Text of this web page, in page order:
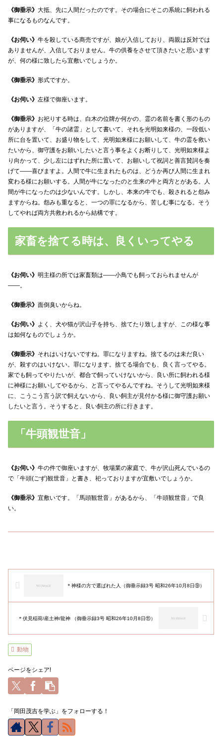
《御垂示》 大抵、先に人間だったのです。その場合にそこの系統に飼われる
事になるものなんです。
《お伺い》 牛を殺している商売ですが、娘が入信しており、両親は反対では
ありませんが、入信しておりません。牛の供養をさせて頂きたいと思います
が、何の様に致したら宜敷いでしょうか。
《御垂示》 形式ですか。
《お伺い》 左様で御座います。
《御垂示》 お祀りする時は、白木の位牌か何かの、霊の名前を書く形のもの
がありますが、「牛の諸霊」として書いて、それを光明如来様の、一段低い
所に台を置いて、お盛り物をして、光明如来様にお願いして、牛の霊を救い
たいから、御守護をお願いしたいと言う事をよくお断りして、光明如来様よ
り向かって、少し左にはずれた所に置いて、お願いして祝詞と善言賛詞を奏
げて――喜びますよ。人間で牛に生まれたものは、どうか再び人間に生まれ
変わる様にお願いする。人間が牛になったのと生来の牛と両方とがある。人
間が牛になったのは少ないんです。しかし、本来の牛でも、殺されると怨み
ますからね。怨みも重なると、一つの罪になるから、苦しむ事になる。そう
してやれば両方共救われるから結構です。
家畜を捨てる時は、良くいってやる
《お伺い》 明主様の所では家畜類は――小鳥でも飼っておられませんが
――。
《御垂示》 面倒臭いからね。
《お伺い》 よく、犬や猫が沢山子を持ち、捨てたり致しますが、この様な事
は如何なものでしょうか。
《御垂示》 それはいけないですね。罪になりますね。捨てるのは未だ良い
が、殺すのはいけない。罪になります。捨てる場合でも、良く言ってやる。
家でも飼ってやりたいが、都合で飼っていけないから、良い所に飼われる様
に神様にお願いしてやるから、と言ってやるんですね。そうして光明如来様
に、こうこう言う訳で飼えないから、良い飼主が見付かる様に御守護お願い
したいと言う。そうすると、良い飼主の所に行きます。
「牛頭観世音」
《お伺い》 牛の件で御座いますが、牧場業の家庭で、牛が沢山死んでいるの
で「牛頭(ごず)観世音」と書き、祀っておりますが宜敷いでしょうか。
《御垂示》 宜敷いです。「馬頭観世音」があるから、「牛頭観世音」で良
い。
＊神様の方で選ばれた人（御垂示録3号 昭和26年10月8日⑨）
＊伏見稲荷/産土神/龍神 （御垂示録3号 昭和26年10月8日⑪）
動物
ページをシェア!
「岡田茂吉を学ぶ」をフォローする！